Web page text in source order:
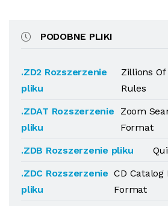
PODOBNE PLIKI
.ZD2 Rozszerzenie
pliku
Zillions Of
Rules
.ZDAT Rozszerzenie
pliku
Zoom
Format
.ZDB Rozszerzenie pliku
.ZDC Rozszerzenie
pliku
CD Catalog
Format